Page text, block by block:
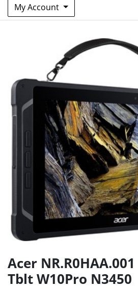
My Account
Acer
Tblt W10Pro N3450